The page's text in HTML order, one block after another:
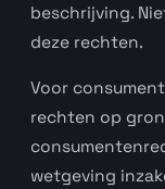
beschrijving.
deze rechten.
Voor
rechten op
wetgeving